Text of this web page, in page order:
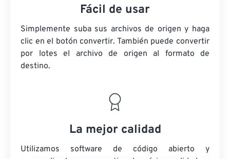
Fácil de usar
Simplemente suba sus archivos de origen y haga
clic en el botón convertir. También puede convertir
por lotes el archivo de origen al formato de
destino.
La mejor calidad
Utilizamos software de código abierto y